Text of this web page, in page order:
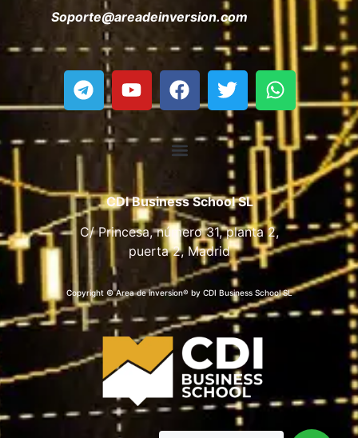
Soporte@areadeinversion.com
CDI Business School SL
C/ Princesa, número 31, planta 2,
puerta 2, Madrid
Copyright © Area de inversion® by CDI Business School SL